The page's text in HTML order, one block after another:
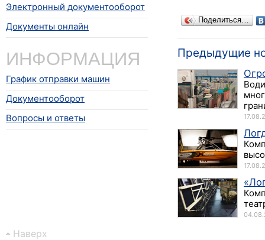
Электронный документооборот
Документы онлайн
ИНФОРМАЦИЯ
График отправки машин
Документооборот
Вопросы и ответы
Поделиться…
Предыдущие
Наверх